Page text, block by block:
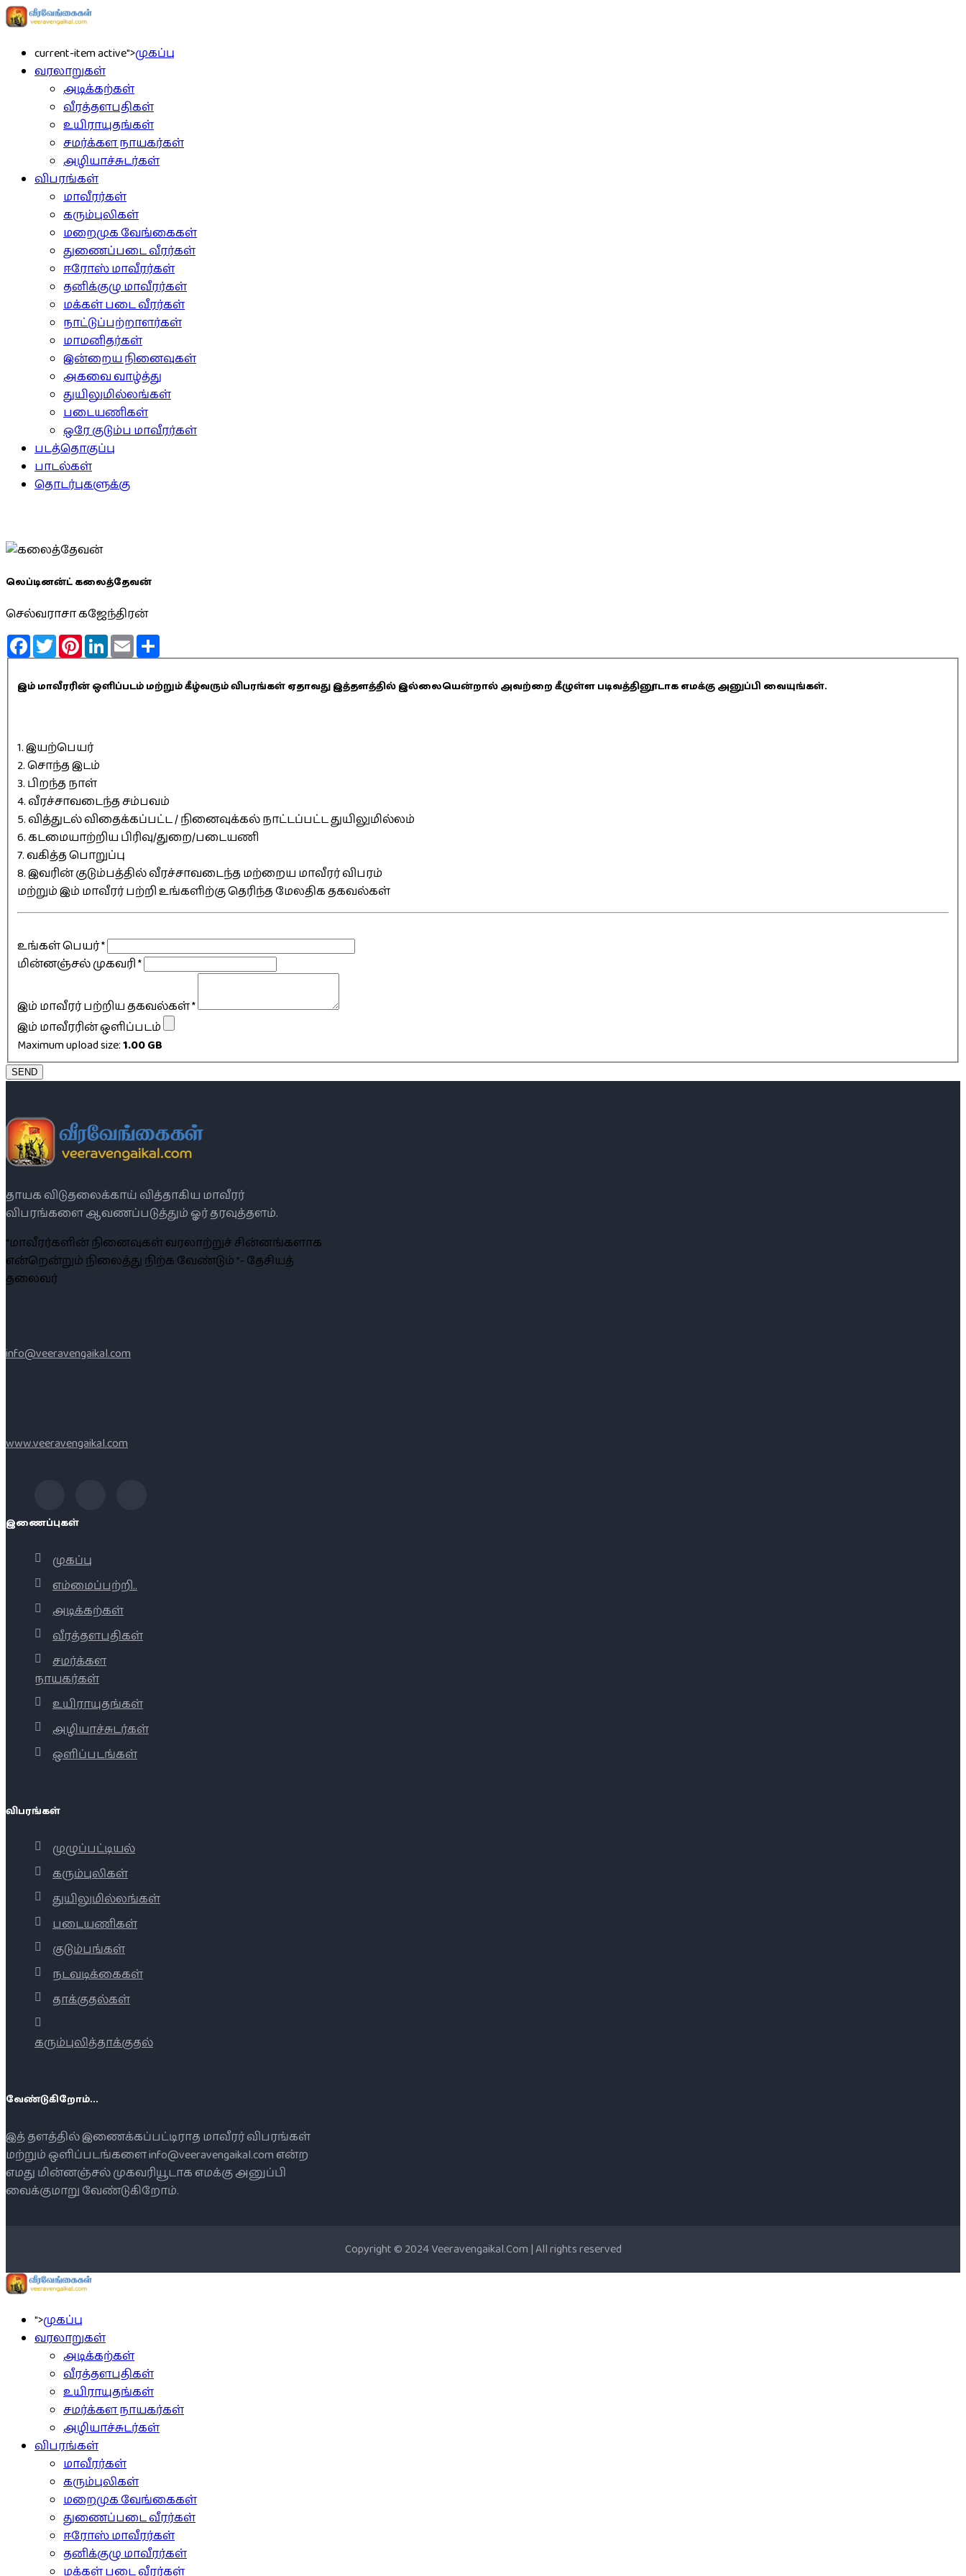
current-item active">முகப்பு
வரலாறுகள்
அடிக்கற்கள்
வீரத்தளபதிகள்
உயிராயுதங்கள்
சமர்க்கள நாயகர்கள்
அழியாச்சுடர்கள்
விபரங்கள்
மாவீரர்கள்
கரும்புலிகள்
மறைமுக வேங்கைகள்
துணைப்படை வீரர்கள்
ஈரோஸ் மாவீரர்கள்
தனிக்குழு மாவீரர்கள்
மக்கள் படை வீரர்கள்
நாட்டுப்பற்றாளர்கள்
மாமனிதர்கள்
இன்றைய நினைவுகள்
அகவை வாழ்த்து
துயிலுமில்லங்கள்
படையணிகள்
ஒரே குடும்ப மாவீரர்கள்
படத்தொகுப்பு
பாடல்கள்
தொடர்புகளுக்கு
லெப்டினன்ட் கலைத்தேவன்
செல்வராசா கஜேந்திரன்
FacebookTwitterPinterestLinkedInEmail
இம் மாவீரரின் ஒளிப்படம் மற்றும் கீழ்வரும் விபரங்கள் ஏதாவது இத்தளத்தில் இல்லையென்றால் அவற்றை கீழுள்ள படிவத்தினூடாக எமக்கு அனுப்பி வையுங்கள்.
1. இயற்பெயர்
2. சொந்த இடம்
3. பிறந்த நாள்
4. வீரச்சாவடைந்த சம்பவம்
5. வித்துடல் விதைக்கப்பட்ட / நினைவுக்கல் நாட்டப்பட்ட துயிலுமில்லம்
6. கடமையாற்றிய பிரிவு/துறை/படையணி
7. வகித்த பொறுப்பு
8. இவரின் குடும்பத்தில் வீரச்சாவடைந்த மற்றைய மாவீரர் விபரம்
மற்றும் இம் மாவீரர் பற்றி உங்களிற்கு தெரிந்த மேலதிக தகவல்கள்
உங்கள் பெயர்*
மின்னஞ்சல் முகவரி*
இம் மாவீரர் பற்றிய தகவல்கள்*
இம் மாவீரரின் ஒளிப்படம்
Maximum upload size:1.00 GB
SEND
தாயக விடுதலைக்காய் வித்தாகிய மாவீரர்
விபரங்களை ஆவணப்படுத்தும் ஓர் தரவுத்தளம்.
“மாவீரர்களின் நினைவுகள் வரலாற்றுச் சின்னங்களாக
என்றென்றும் நிலைத்து நிற்க வேண்டும் ”- தேசியத்
தலைவர்
info@veeravengaikal.com
www.veeravengaikal.com
இணைப்புகள்
முகப்பு
எம்மைப்பற்றி..
அடிக்கற்கள்
வீரத்தளபதிகள்
சமர்க்கள
நாயகர்கள்
உயிராயுதங்கள்
அழியாச்சுடர்கள்
ஒளிப்படங்கள்
விபரங்கள்
முழுப்பட்டியல்
கரும்புலிகள்
துயிலுமில்லங்கள்
படையணிகள்
குடும்பங்கள்
நடவடிக்கைகள்
தாக்குதல்கள்
கரும்புலித்தாக்குதல்
வேண்டுகிறோம்...
இத் தளத்தில் இணைக்கப்பட்டிராத மாவீரர் விபரங்கள்
மற்றும் ஒளிப்படங்களை info@veeravengaikal.com என்ற
எமது மின்னஞ்சல் முகவரியூடாக எமக்கு அனுப்பி
வைக்குமாறு வேண்டுகிறோம்.
Copyright © 2024 Veeravengaikal.Com | All rights reserved
">முகப்பு
வரலாறுகள்
அடிக்கற்கள்
வீரத்தளபதிகள்
உயிராயுதங்கள்
சமர்க்கள நாயகர்கள்
அழியாச்சுடர்கள்
விபரங்கள்
மாவீரர்கள்
கரும்புலிகள்
மறைமுக வேங்கைகள்
துணைப்படை வீரர்கள்
ஈரோஸ் மாவீரர்கள்
தனிக்குழு மாவீரர்கள்
மக்கள் படை வீரர்கள்